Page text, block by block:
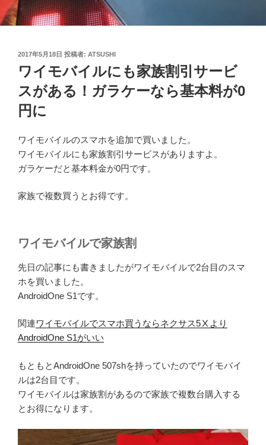
投
稿
日:
2017年5月18日 投稿者: ATSUSHI
ワイモバイルにも家族割引サービ
スがある！ガラケーなら基本料が0
円に
ワイモバイルのスマホを追加で買いました。
ワイモバイルにも家族割引サービスがありますよ。
ガラケーだと基本料金が0円です。
家族で複数買うとお得です。
ワイモバイルで家族割
先日の記事にも書きましたがワイモバイルで2台目のスマ
ホを買いました。
AndroidOne S1です。
関連ワイモバイルでスマホ買うならネクサス5Ⅹより
AndroidOne S1がいい
もともとAndroidOne 507shを持っていたのでワイモバイ
ルは2台目です。
ワイモバイルは家族割があるので家族で複数台購入する
とお得になります。